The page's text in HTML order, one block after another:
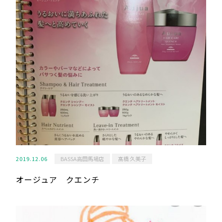
2019.12.06 BASSA高田馬場店 髙橋 久美子
オージュア クエンチ